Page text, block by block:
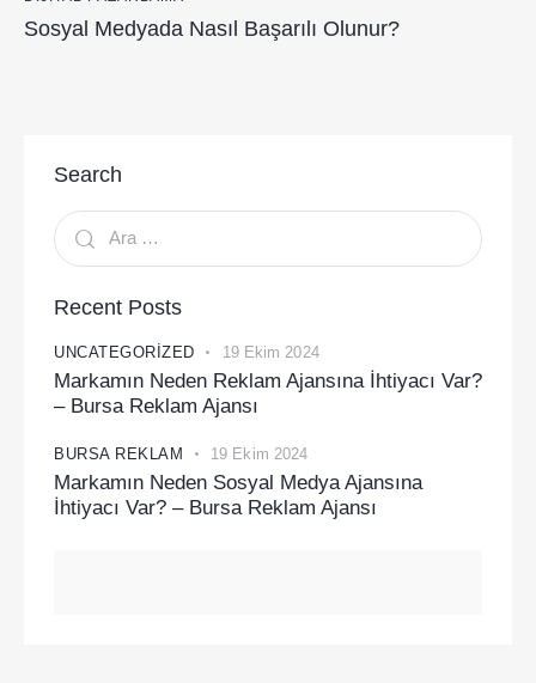
Sosyal Medyada Nasıl Başarılı Olunur?
Search
Recent Posts
UNCATEGORIZED 19 Ekim 2024
Markamın Neden Reklam Ajansına İhtiyacı Var?
– Bursa Reklam Ajansı
BURSA REKLAM 19 Ekim 2024
Markamın Neden Sosyal Medya Ajansına
İhtiyacı Var? – Bursa Reklam Ajansı